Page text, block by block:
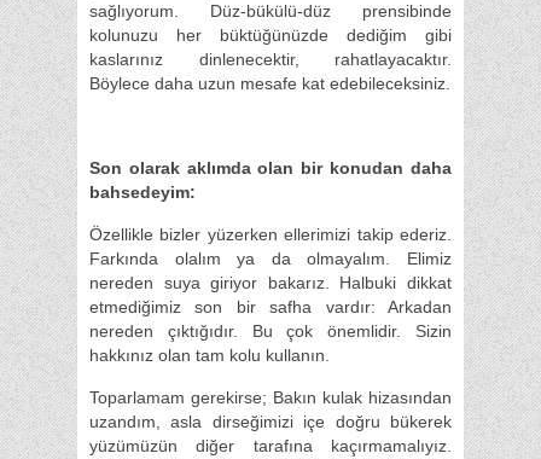
sağlıyorum. Düz-bükülü-düz prensibinde
kolunuzu her büktüğünüzde dediğim gibi
kaslarınız dinlenecektir, rahatlayacaktır.
Böylece daha uzun mesafe kat edebileceksiniz.
Son olarak aklımda olan bir konudan daha
bahsedeyim:
Özellikle bizler yüzerken ellerimizi takip ederiz.
Farkında olalım ya da olmayalım. Elimiz
nereden suya giriyor bakarız. Halbuki dikkat
etmediğimiz son bir safha vardır: Arkadan
nereden çıktığıdır. Bu çok önemlidir. Sizin
hakkınız olan tam kolu kullanın.
Toparlamam gerekirse; Bakın kulak hizasından
uzandım, asla dirseğimizi içe doğru bükerek
yüzümüzün diğer tarafına kaçırmamalıyız.